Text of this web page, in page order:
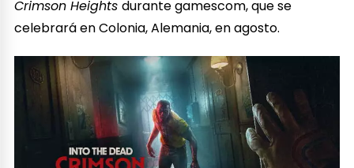
Crimson Heightsdurante gamescom, que se
celebrará en Colonia, Alemania, en agosto.